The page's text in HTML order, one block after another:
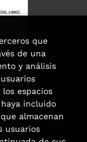
una ayuda
las librerías de
que
de una
y análisis
espacios
incluido
almacenan
usuarios